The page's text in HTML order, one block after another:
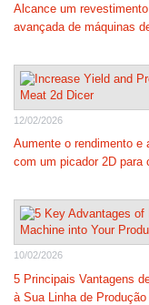
Alcance um
avançada de máquinas
12/02/2026
Aumente o rendimento e
com um picador 2D para
10/02/2026
5 Principais Vantagens
à Sua Linha de Produção